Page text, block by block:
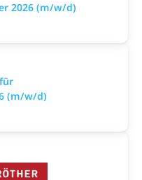
2026 (m/w/d)
(m/w/d)